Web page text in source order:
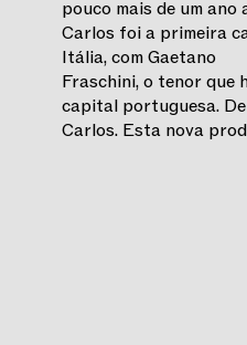
pouco mais de um ano
Carlos foi a primeira
Itália, com Gaetano
Fraschini, o tenor
capital portuguesa.
Carlos. Esta nova